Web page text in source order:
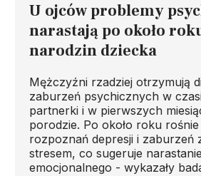
U ojców problemy
narastają po około
narodzin dziecka
Mężczyźni rzadziej otrzymują
zaburzeń psychicznych w
partnerki i w pierwszych
porodzie. Po około roku
rozpoznań depresji i zaburzeń
stresem, co sugeruje
emocjonalnego - wykazały